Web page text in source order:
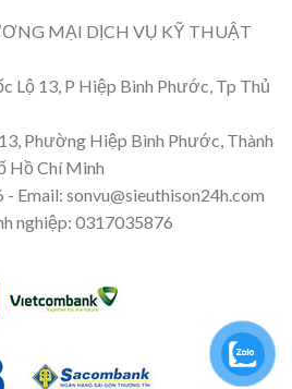
MẠI DỊCH VỤ KỸ THUẬT
Lộ 13, P Hiệp Bình Phước, Tp Thủ
Phường Hiệp Bình Phước, Thành
Hồ Chí Minh
Email: sonvu@sieuthison24h.com
nghiệp: 0317035876